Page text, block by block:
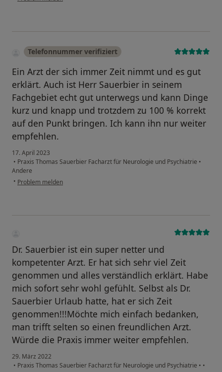
Telefonnummer verifiziert
Ein Arzt der sich immer Zeit nimmt und es gut
erklärt. Auch ist Herr Sauerbier in seinem
Fachgebiet echt gut unterwegs und kann Dinge
kurz und knapp und trotzdem zu 100 % korrekt
auf den Punkt bringen. Ich kann ihn nur weiter
empfehlen.
17. April 2023
• Praxis Thomas Sauerbier Facharzt für Neurologie und Psychiatrie •
Andere
• Problem melden
Dr. Sauerbier ist ein super netter und
kompetenter Arzt. Er hat sich sehr viel Zeit
genommen und alles verständlich erklärt. Habe
mich sofort sehr wohl gefühlt. Selbst als Dr.
Sauerbier Urlaub hatte, hat er sich Zeit
genommen!!!Möchte mich einfach bedanken,
man trifft selten so einen freundlichen Arzt.
Würde die Praxis immer weiter empfehlen.
29. März 2022
• Praxis Thomas Sauerbier Facharzt für Neurologie und Psychiatrie • •